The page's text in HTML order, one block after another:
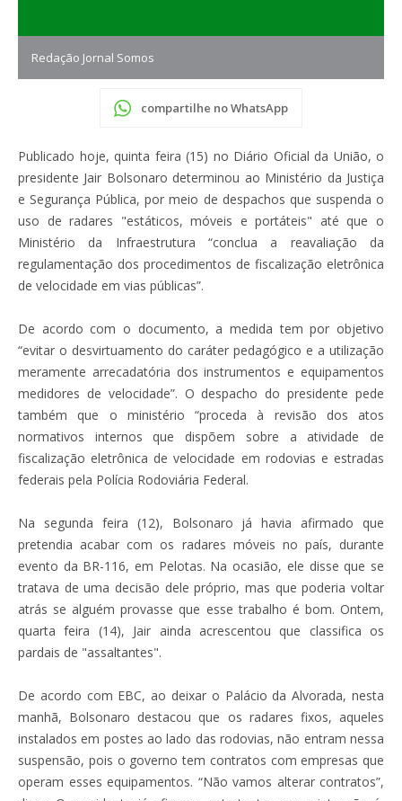
Redação Jornal Somos
compartilhe no WhatsApp
Publicado hoje, quinta feira (15) no Diário Oficial da União, o
presidente Jair Bolsonaro determinou ao Ministério da Justiça
e Segurança Pública, por meio de despachos que suspenda o
uso de radares "estáticos, móveis e portáteis" até que o
Ministério da Infraestrutura “conclua a reavaliação da
regulamentação dos procedimentos de fiscalização eletrônica
de velocidade em vias públicas”.
De acordo com o documento, a medida tem por objetivo
“evitar o desvirtuamento do caráter pedagógico e a utilização
meramente arrecadatória dos instrumentos e equipamentos
medidores de velocidade”. O despacho do presidente pede
também que o ministério “proceda à revisão dos atos
normativos internos que dispõem sobre a atividade de
fiscalização eletrônica de velocidade em rodovias e estradas
federais pela Polícia Rodoviária Federal.
Na segunda feira (12), Bolsonaro já havia afirmado que
pretendia acabar com os radares móveis no país, durante
evento da BR-116, em Pelotas. Na ocasião, ele disse que se
tratava de uma decisão dele próprio, mas que poderia voltar
atrás se alguém provasse que esse trabalho é bom. Ontem,
quarta feira (14), Jair ainda acrescentou que classifica os
pardais de "assaltantes".
De acordo com EBC, ao deixar o Palácio da Alvorada, nesta
manhã, Bolsonaro destacou que os radares fixos, aqueles
instalados em postes ao lado das rodovias, não entram nessa
suspensão, pois o governo tem contratos com empresas que
operam esses equipamentos. “Não vamos alterar contratos”,